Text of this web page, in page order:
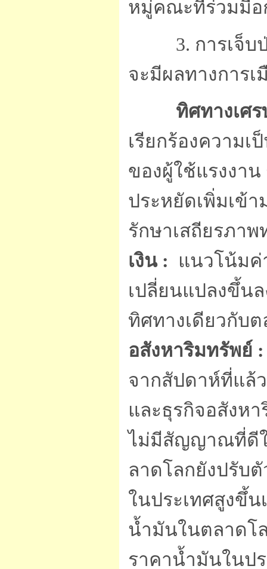
หมู่คณะที่ร่วมมือ
3. การเจ็บป่ว
จะมีผลทางการเ
ทิศทางเศ
เรียกร้องความเ
ของผู้ใช้แรงงา
ประหยัดเพิ่มเข้
รักษาเสถียรภาพ
เงิน : แนวโน้มค่
เปลี่ยนแปลงขึ้น
ทิศทางเดียวกับ
อสังหาริมทรัพย์ :
จากสัปดาห์ที่แล้
และธุรกิจอสังห
ไม่มีสัญญาณที่ดี
ลาดโลกยังปรับ
ในประเทศสูงขึ้
น้ำมันในตลาดโ
ราคาน้ำมันในป